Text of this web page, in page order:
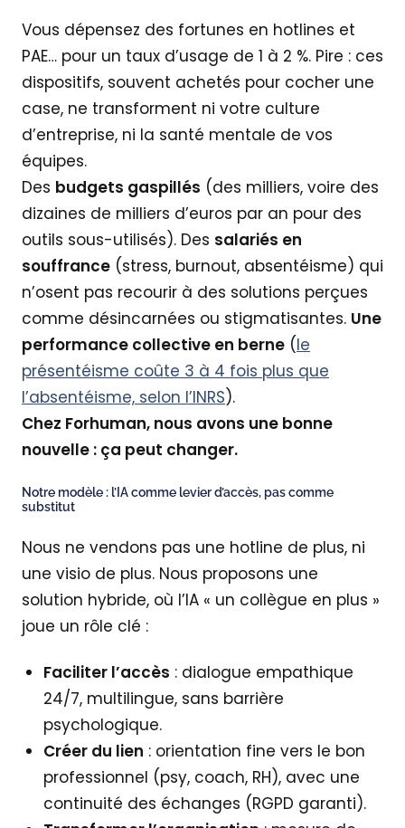
Vous dépensez des fortunes en hotlines et
PAE… pour un taux d’usage de 1 à 2 %. Pire : ces
dispositifs, souvent achetés pour cocher une
case, ne transforment ni votre culture
d’entreprise, ni la santé mentale de vos
équipes.
Des budgets gaspillés (des milliers, voire des
dizaines de milliers d’euros par an pour des
outils sous-utilisés). Des salariés en
souffrance (stress, burnout, absentéisme) qui
n’osent pas recourir à des solutions perçues
comme désincarnées ou stigmatisantes. Une
performance collective en berne (le
présentéisme coûte 3 à 4 fois plus que
l’absentéisme, selon l’INRS).
Chez Forhuman, nous avons une bonne
nouvelle : ça peut changer.
Notre modèle : l’IA comme levier d’accès, pas comme
substitut
Nous ne vendons pas une hotline de plus, ni
une visio de plus. Nous proposons une
solution hybride, où l’IA « un collègue en plus »
joue un rôle clé :
Faciliter l’accès : dialogue empathique
24/7, multilingue, sans barrière
psychologique.
Créer du lien : orientation fine vers le bon
professionnel (psy, coach, RH), avec une
continuité des échanges (RGPD garanti).